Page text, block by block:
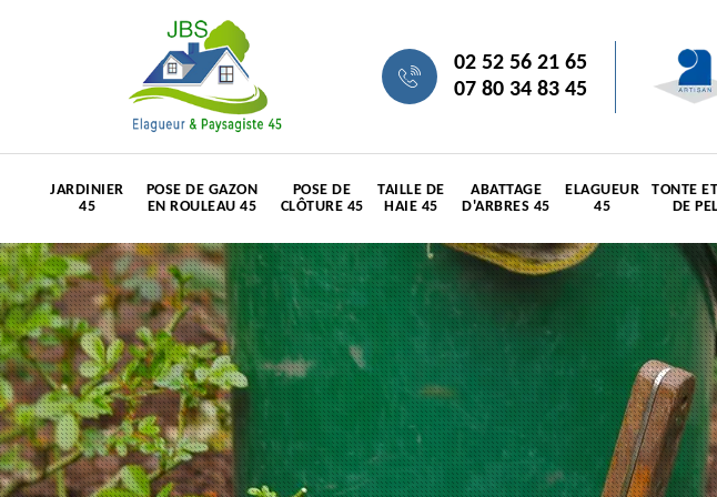
02 52 56 21 65
07 80 34 83 45
JARDINIER
45
POSE DE GAZON
EN ROULEAU 45
POSE DE
CLÔTURE 45
TAILLE DE
HAIE 45
ABATTAGE
D'ARBRES 45
ELAGUEUR
45
TONTE
DE